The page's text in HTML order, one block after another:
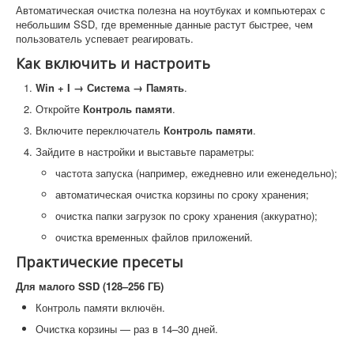
Автоматическая очистка полезна на ноутбуках и компьютерах с
небольшим SSD, где временные данные растут быстрее, чем
пользователь успевает реагировать.
Как включить и настроить
Win + I → Система → Память.
Откройте Контроль памяти.
Включите переключатель Контроль памяти.
Зайдите в настройки и выставьте параметры:
частота запуска (например, ежедневно или еженедельно);
автоматическая очистка корзины по сроку хранения;
очистка папки загрузок по сроку хранения (аккуратно);
очистка временных файлов приложений.
Практические пресеты
Для малого SSD (128–256 ГБ)
Контроль памяти включён.
Очистка корзины — раз в 14–30 дней.